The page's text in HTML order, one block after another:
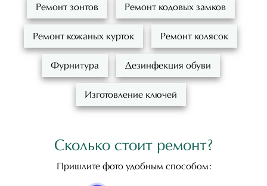
Ремонт зонтов Ремонт кодовых замков
Ремонт кожаных курток Ремонт колясок
Фурнитура Дезинфекция обуви
Изготовление ключей
Сколько стоит ремонт?
Пришлите фото удобным способом: